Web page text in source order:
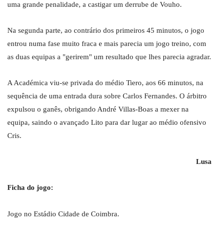
uma grande penalidade, a castigar um derrube de Vouho.
Na segunda parte, ao contrário dos primeiros 45 minutos, o jogo
entrou numa fase muito fraca e mais parecia um jogo treino, com
as duas equipas a "gerirem" um resultado que lhes parecia agradar.
A Académica viu-se privada do médio Tiero, aos 66 minutos, na
sequência de uma entrada dura sobre Carlos Fernandes. O árbitro
expulsou o ganês, obrigando André Villas-Boas a mexer na
equipa, saindo o avançado Lito para dar lugar ao médio ofensivo
Cris.
Lusa
Ficha do jogo:
Jogo no Estádio Cidade de Coimbra.